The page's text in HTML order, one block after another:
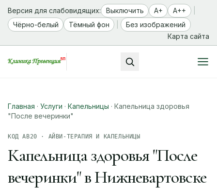
Версия для слабовидящих: Выключить A+ A++
Чёрно-белый
Тёмный фон
Без изображений
Карта сайта
Главная · Услуги · Капельницы · Капельница здоровья
"После вечеринки"
КОД АВ20 · АЙВИ-ТЕРАПИЯ И КАПЕЛЬНИЦЫ
Капельница здоровья "После
вечеринки" в Нижневартовске